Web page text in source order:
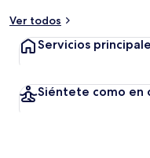
Ver todos
Servicios
Siéntete como en